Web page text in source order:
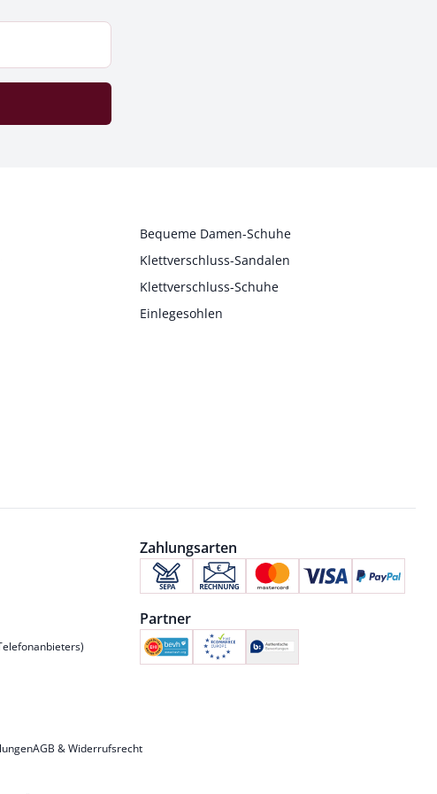
Bequeme Damen-Schuhe
Klettverschluss-Sandalen
Klettverschluss-Schuhe
Einlegesohlen
Zahlungsarten
Partner
AGB & Widerrufsrecht